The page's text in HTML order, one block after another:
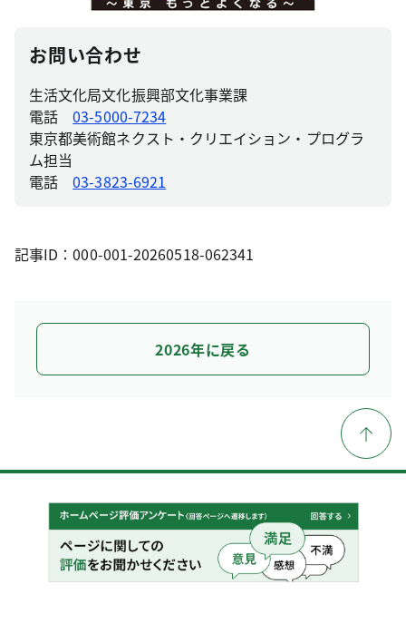
お問い合わせ
生活文化局文化振興部文化事業課
電話03-5000-7234
東京都美術館ネクスト・クリエイション・プログラ
ム担当
電話03-3823-6921
記事ID：000-001-20260518-062341
2026年に戻る